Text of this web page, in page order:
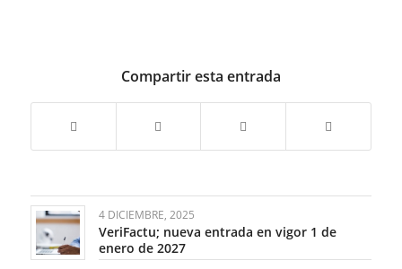
Compartir esta entrada
4 DICIEMBRE, 2025
VeriFactu; nueva entrada en vigor 1 de
enero de 2027